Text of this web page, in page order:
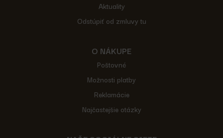
Aktuality
Odstúpiť od zmluvy tu
O NÁKUPE
Poštovné
Možnosti platby
Reklamácie
Najčastejšie otázky